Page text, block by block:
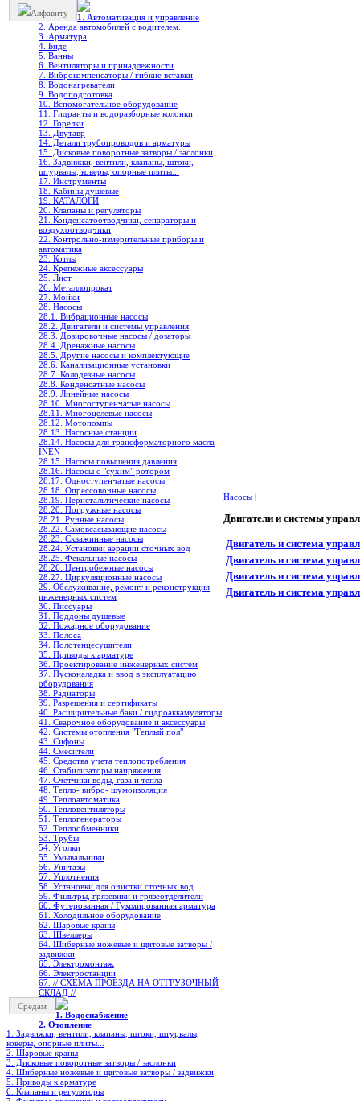
Алфавиту
1. Автоматизация и управление
2. Аренда автомобилей с водителем.
3. Арматура
4. Биде
5. Ванны
6. Вентиляторы и принадлежности
7. Виброкомпенсаторы / гибкие вставки
8. Водонагреватели
9. Водоподготовка
10. Вспомогательное оборудование
11. Гидранты и водоразборные колонки
12. Горелки
13. Двутавр
14. Детали трубопроводов и арматуры
15. Дисковые поворотные затворы / заслонки
16. Задвижки, вентили, клапаны, штоки,
штурвалы, коверы, опорные плиты...
17. Инструменты
18. Кабины душевые
19. КАТАЛОГИ
20. Клапаны и регуляторы
21. Конденсатоотводчики, сепараторы и
воздухоотводчики
22. Контрольно-измерительные приборы и
автоматика
23. Котлы
24. Крепежные аксессуары
25. Лист
26. Металлопрокат
27. Мойки
28. Насосы
28.1. Вибрационные насосы
28.2. Двигатели и системы управления
28.3. Дозировочные насосы / дозаторы
28.4. Дренажные насосы
28.5. Другие насосы и комплектующие
28.6. Канализационные установки
28.7. Колодезные насосы
28.8. Конденсатные насосы
28.9. Линейные насосы
28.10. Многоступенчатые насосы
28.11. Многоцелевые насосы
28.12. Мотопомпы
28.13. Насосные станции
28.14. Насосы для трансформаторного масла
INEN
28.15. Насосы повышения давления
28.16. Насосы с "сухим" ротором
28.17. Одноступенчатые насосы
28.18. Опрессовочные насосы
28.19. Перистальтические насосы
28.20. Погружные насосы
28.21. Ручные насосы
28.22. Самовсасывающие насосы
28.23. Скважинные насосы
28.24. Установки аэрации сточных вод
28.25. Фекальные насосы
28.26. Центробежные насосы
28.27. Циркуляционные насосы
29. Обслуживание, ремонт и реконструкция
инженерных систем
30. Писсуары
31. Поддоны душевые
32. Пожарное оборудование
33. Полоса
34. Полотенцесушители
35. Приводы к арматуре
36. Проектирование инженерных систем
37. Пусконаладка и ввод в эксплуатацию
оборудования
38. Радиаторы
39. Разрешения и сертификаты
40. Расширительные баки / гидроаккамуляторы
41. Сварочное оборудование и аксессуары
42. Системы отопления "Теплый пол"
43. Сифоны
44. Смесители
45. Средства учета теплопотребления
46. Стабилизаторы напряжения
47. Счетчики воды, газа и тепла
48. Тепло- вибро- шумоизоляция
49. Теплоавтоматика
50. Тепловентиляторы
51. Теплогенераторы
52. Теплообменники
53. Трубы
54. Уголки
55. Умывальники
56. Унитазы
57. Уплотнения
58. Установки для очистки сточных вод
59. Фильтры, грязевики и грязеотделители
60. Футерованная / Гуммированная арматура
61. Холодильное oборудование
62. Шаровые краны
63. Швеллеры
64. Шиберные ножевые и щитовые затворы /
задвижки
65. Электромонтаж
66. Электростанции
67. // СХЕМА ПРОЕЗДА НА ОТГРУЗОЧНЫЙ
СКЛАД //
Средам
1. Водоснабжение
2. Отопление
1. Задвижки, вентили, клапаны, штоки, штурвалы,
коверы, опорные плиты...
2. Шаровые краны
3. Дисковые поворотные затворы / заслонки
4. Шиберные ножевые и щитовые затворы / задвижки
5. Приводы к арматуре
6. Клапаны и регуляторы
Насосы |
Двигатели и системы
Двигатель и система
Двигатель и система
Двигатель и система
Двигатель и система